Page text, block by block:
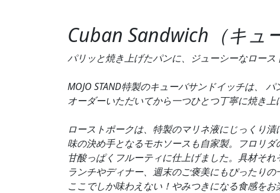
Cuban Sandwich（キュ
パリッと焼き上げたパンに、ジューシーなロー
MOJO STAND特製のキューバサンドイッチは、
オーダーいただいてから一つひとつ丁寧に焼き
ローストポークは、特製のマリネ液にじっくり
味の決め手となるモホソースも自家製。フロリ
甘酸っぱくフルーティに仕上げました。具材そ
ランチやディナー、週末のご褒美にもぴったりの
ここでしか味わえない！やみつきになる食感をお